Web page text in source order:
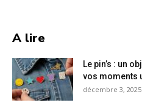
A lire
Le pin’s : un
vos moments
décembre 3, 2025